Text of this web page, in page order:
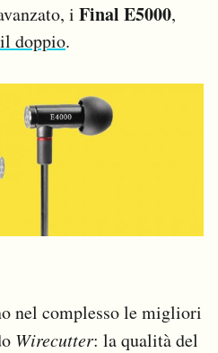
i Final E5000,
doppio.
nel complesso le migliori
Wirecutter: la qualità del